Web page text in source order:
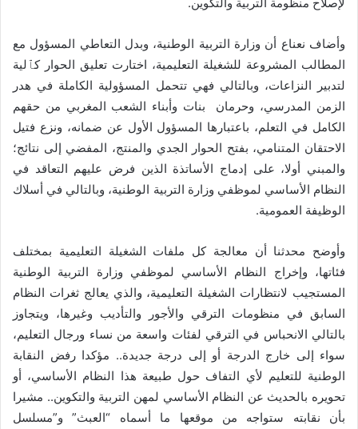
وأضاف نعناع أن وزارة التربية الوطنية، وبدل التعاطي المسؤول مع
المطالب المشروعة للشغيلة التعليمية، اختارت تعليق الحوار كٱلية
لتدبير النزاعات، وبالتالي فهي تتحمل المسؤولية الكاملة في هدر
الزمن المدرسي، وحرمان بنات وأبناء الشعب المغربي من حقهم
الكامل في التعلم، باعتبارها المسؤول الأول عن ضمانه، ونزع فتيل
الاحتقان المتنامي، بفتح الحوار الجدي والمنتج، المفضي إلى نتائج؛
والمبني أولا، على إدماج الأساتذة الذين فرض عليهم التعاقد في
النظام الأساسي لموظفي وزارة التربية الوطنية، وبالتالي في أسلاك
الوظيفة العمومية.
وأوضح محدثنا أن معالجة كل ملفات الشغيلة التعليمية بمختلف
فئاتها، وإخراج النظام الأساسي لموظفي وزارة التربية الوطنية
المستجيب لانتظارات الشغيلة التعليمية، والذي يعالج ثغرات النظام
السابق في منظومات الترقي والأجور والتأديب وغيرها، ويتجاوز
بالتالي الانحباس في الترقي لفئات واسعة من نساء ورجال التعليم،
سواء إلى خارج الدرجة أو إلى درجة جديدة.. مؤكدا رفض النقابة
الوطنية للتعليم لأي التفاف حول طبيعة هذا النظام الأساسي، أو
تحويره بالحديث عن النظام الأساسي لمهن التربية والتكوين.. مشيرا
بأن نقابته ستواجه من موقعها ما أسماه “العبث” و”مسلسل